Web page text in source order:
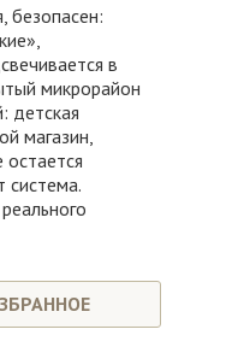
безопасен:
в
микрорайон
детская
магазин,
остается
система.